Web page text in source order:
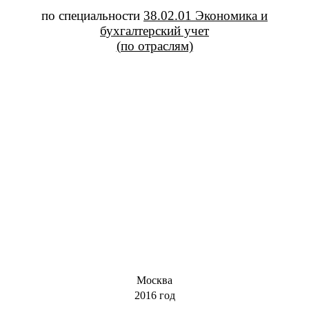
по специальности 38.02.01 Экономика и
бухгалтерский учет
(по отраслям)
Москва
2016 год